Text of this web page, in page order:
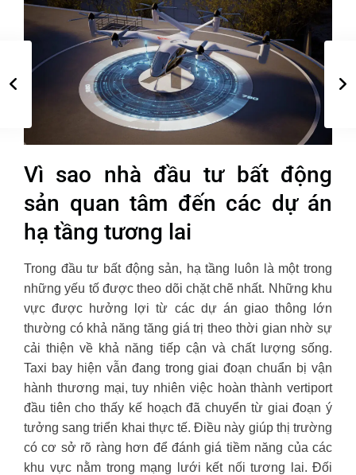
Vì sao nhà đầu tư bất động
sản quan tâm đến các dự án
hạ tầng tương lai
Trong đầu tư bất động sản, hạ tầng luôn là một trong
những yếu tố được theo dõi chặt chẽ nhất. Những khu
vực được hưởng lợi từ các dự án giao thông lớn
thường có khả năng tăng giá trị theo thời gian nhờ sự
cải thiện về khả năng tiếp cận và chất lượng sống.
Taxi bay hiện vẫn đang trong giai đoạn chuẩn bị vận
hành thương mại, tuy nhiên việc hoàn thành vertiport
đầu tiên cho thấy kế hoạch đã chuyển từ giai đoạn ý
tưởng sang triển khai thực tế. Điều này giúp thị trường
có cơ sở rõ ràng hơn để đánh giá tiềm năng của các
khu vực nằm trong mạng lưới kết nối tương lai. Đối